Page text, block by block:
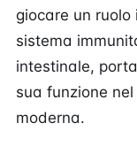
giocare un
sistema
intestinale,
sua funzione
moderna.